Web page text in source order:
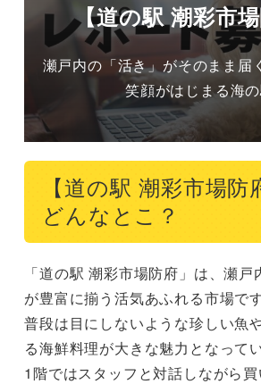
【道の駅 潮彩市
瀬戸内の「活き」がそのまま届
笑顔がはじまる海
【道の駅 潮彩市場防
どんなとこ？
「道の駅 潮彩市場防府」は、瀬
が豊富に揃う活気あふれる市場です
普段は目にしないような珍しい魚
る海鮮料理が大きな魅力となってい
1階ではスタッフと対話しながら